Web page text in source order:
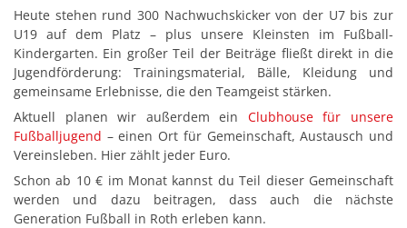
Heute stehen rund 300 Nachwuchskicker von der U7 bis zur
U19 auf dem Platz – plus unsere Kleinsten im Fußball-
Kindergarten. Ein großer Teil der Beiträge fließt direkt in die
Jugendförderung: Trainingsmaterial, Bälle, Kleidung und
gemeinsame Erlebnisse, die den Teamgeist stärken.
Aktuell planen wir außerdem ein Clubhouse für unsere
Fußballjugend – einen Ort für Gemeinschaft, Austausch und
Vereinsleben. Hier zählt jeder Euro.
Schon ab 10 € im Monat kannst du Teil dieser Gemeinschaft
werden und dazu beitragen, dass auch die nächste
Generation Fußball in Roth erleben kann.